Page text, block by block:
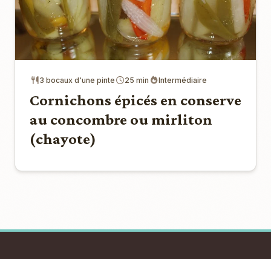
3 bocaux d'une pinte 25 min Intermédiaire
Cornichons épicés en conserve
au concombre ou mirliton
(chayote)